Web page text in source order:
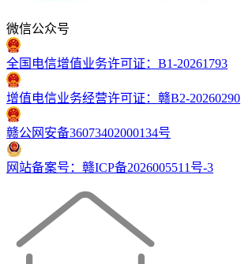
微信公众号
全国电信增值业务许可证：B1-20261793
增值电信业务经营许可证：赣B2-20260290
赣公网安备36073402000134号
网站备案号：赣ICP备2026005511号-3